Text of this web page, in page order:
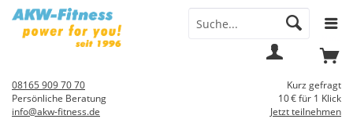
Kurz gefragt
10 € für 1 Klick
Jetzt teilnehmen
08165 909 70 70
Persönliche Beratung
info@akw-fitness.de